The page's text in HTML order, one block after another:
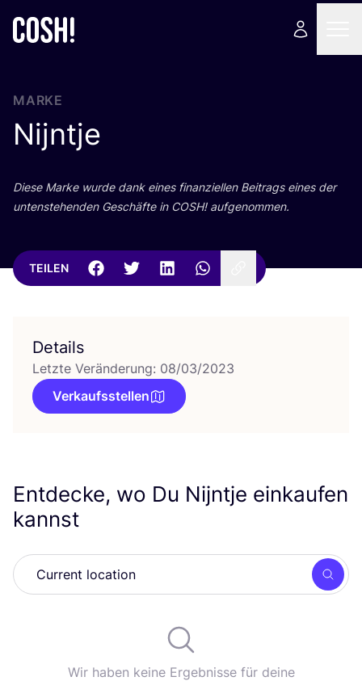
MARKE
Nijntje
Die­se Mar­ke wur­de dank eines finan­zi­el­len Bei­trags eines der
unten­ste­hen­den Geschäf­te in COSH! aufgenommen.
TEILEN
Details
Letzte Veränderung: 08/03/2023
Verkaufsstellen
Entdecke, wo Du Nijntje einkaufen
kannst
Wir haben keine Ergebnisse für deine